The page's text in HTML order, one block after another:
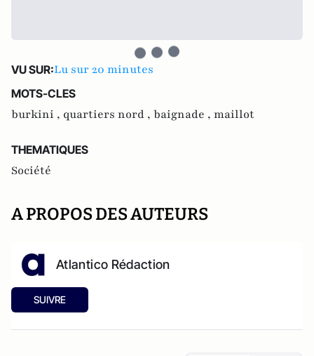
VU SUR:Lu sur 20 minutes
MOTS-CLES
burkini , quartiers nord , baignade , maillot
THEMATIQUES
Société
A PROPOS DES AUTEURS
Atlantico Rédaction
SUIVRE